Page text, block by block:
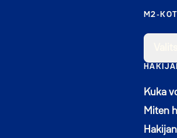
M2-
Kuka
Miten